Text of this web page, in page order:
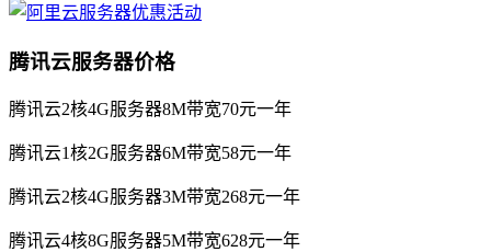
腾讯云服务器价格
腾讯云2核4G服务器8M带宽70元一年
腾讯云1核2G服务器6M带宽58元一年
腾讯云2核4G服务器3M带宽268元一年
腾讯云4核8G服务器5M带宽628元一年